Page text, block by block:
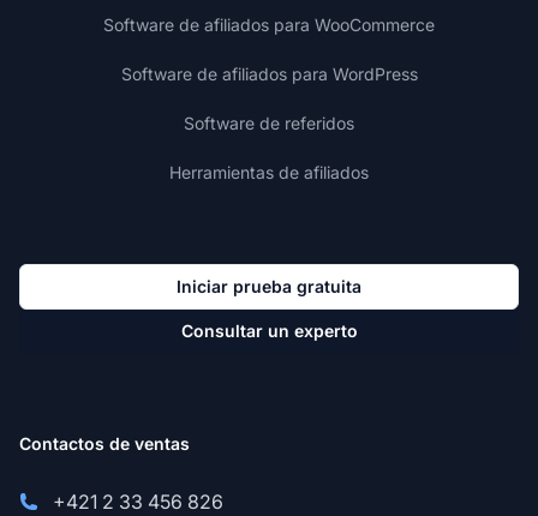
Software de afiliados para WooCommerce
Software de afiliados para WordPress
Software de referidos
Herramientas de afiliados
Iniciar prueba gratuita
Consultar un experto
Contactos de ventas
+421 2 33 456 826